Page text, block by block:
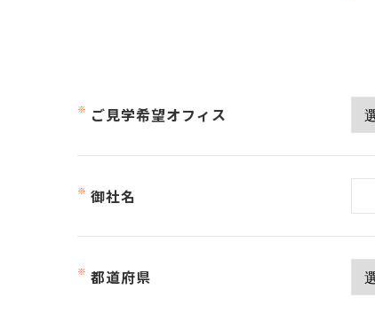
ご見学希望オフィス
御社名
都道府県